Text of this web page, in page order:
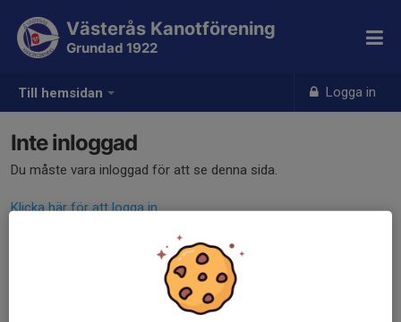
Till hemsidan Logga in
Västerås Kanotförening
Grundad 1922
Inte inloggad
Du måste vara inloggad för att se denna sida.
Klicka här för att logga in